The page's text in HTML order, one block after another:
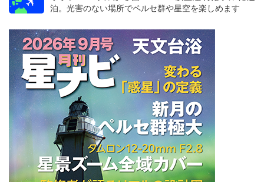
泊。光害のない場所でペルセ群や星空を楽しめます